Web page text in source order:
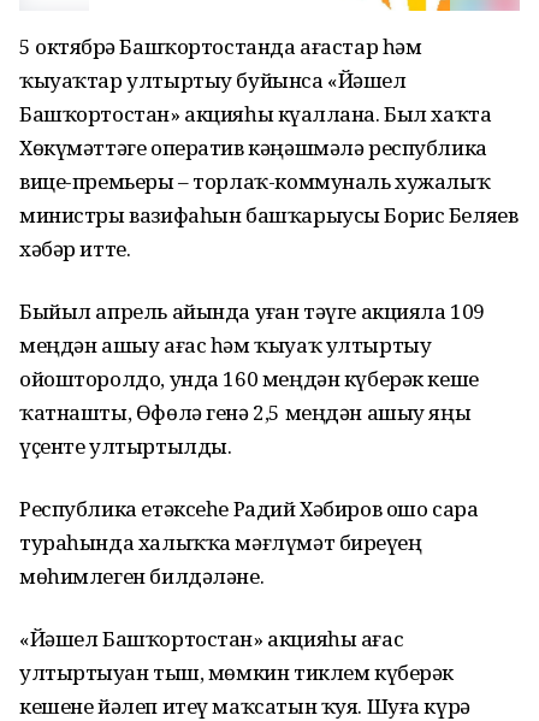
5 октябрҙә Башҡортостанда ағастар һәм
ҡыуаҡтар ултыртыу буйынса «Йәшел
Башҡортостан» акцияһы күҙаллана. Был хаҡта
Хөкүмәттәге оператив кәңәшмәлә республика
вице-премьеры – торлаҡ-коммуналь хужалыҡ
министры вазифаһын башҡарыусы Борис Беляев
хәбәр итте.
Быйыл апрель айында уҙған тәүге акцияла 109
меңдән ашыу ағас һәм ҡыуаҡ ултыртыу
ойошторолдо, унда 160 меңдән күберәк кеше
ҡатнашты, Өфөлә генә 2,5 меңдән ашыу яңы
үҫенте ултыртылды.
Республика етәксеһе Радий Хәбиров ошо сара
тураһында халыҡҡа мәғлүмәт биреүҙең
мөһимлеген билдәләне.
«Йәшел Башҡортостан» акцияһы ағас
ултыртыуҙан тыш, мөмкин тиклем күберәк
кешене йәлеп итеү маҡсатын ҡуя. Шуға күрә